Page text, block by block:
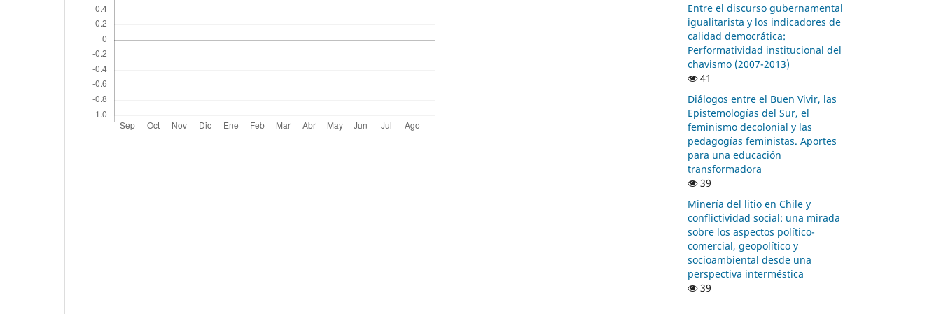
Entre el discurso gubernamental
igualitarista y los indicadores de
calidad democrática:
Performatividad institucional del
chavismo (2007-2013)
41
Diálogos entre el Buen Vivir, las
Epistemologías del Sur, el
feminismo decolonial y las
pedagogías feministas. Aportes
para una educación
transformadora
39
Minería del litio en Chile y
conflictividad social: una mirada
sobre los aspectos político-
comercial, geopolítico y
socioambiental desde una
perspectiva interméstica
39